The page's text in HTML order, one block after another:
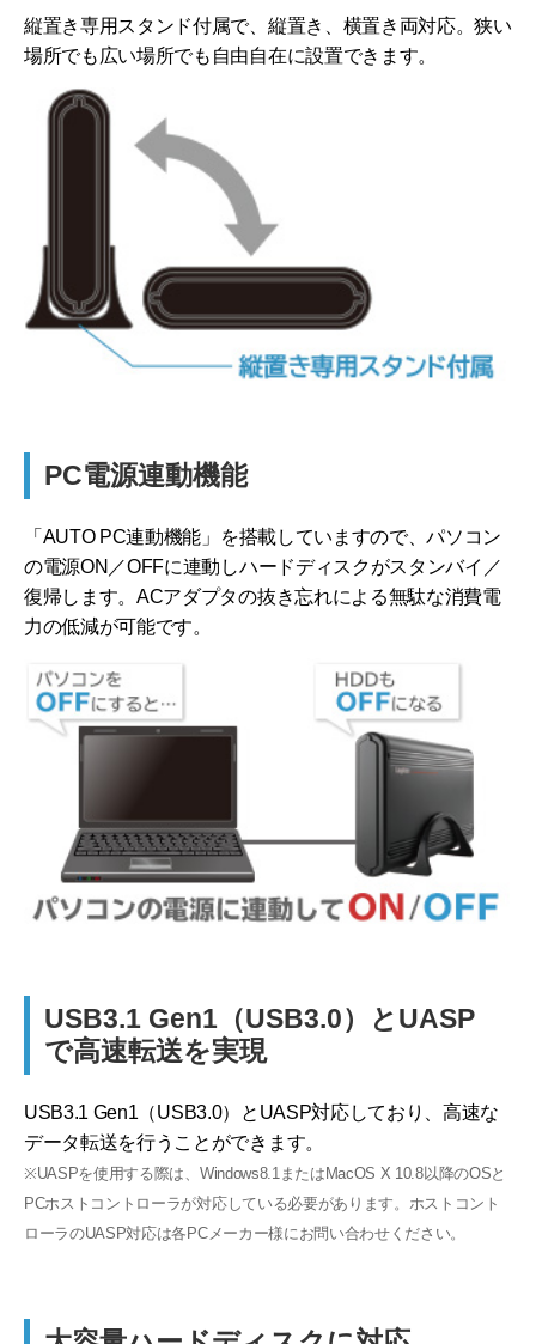
縦置き専用スタンド付属で、縦置き、横置き両対応。狭い
場所でも広い場所でも自由自在に設置できます。
PC電源連動機能
「AUTO PC連動機能」を搭載していますので、パソコン
の電源ON／OFFに連動しハードディスクがスタンバイ／
復帰します。ACアダプタの抜き忘れによる無駄な消費電
力の低減が可能です。
USB3.1 Gen1（USB3.0）とUASP
で高速転送を実現
USB3.1 Gen1（USB3.0）とUASP対応しており、高速な
データ転送を行うことができます。
※UASPを使用する際は、Windows8.1またはMacOS X 10.8以降のOSと
PCホストコントローラが対応している必要があります。ホストコント
ローラのUASP対応は各PCメーカー様にお問い合わせください。